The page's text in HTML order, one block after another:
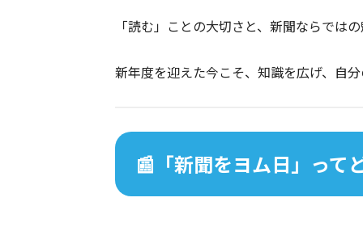
「読む」ことの大切さと、新聞ならでは
新年度を迎えた今こそ、知識を広げ、自
📰「新聞をヨム日」って